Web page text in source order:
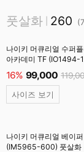
풋살화 260 (
나이키 머큐리얼 수퍼플
아카데미 TF (IO1494-
16% 99,000
사이즈 보기
나이키 머큐리얼 베이
(IM5965-600) 풋살화